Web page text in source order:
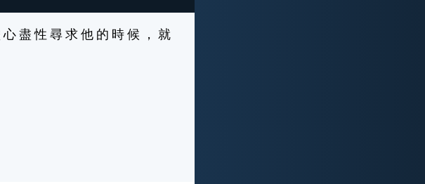
盡 性 尋 求 他 的 時 候 ， 就